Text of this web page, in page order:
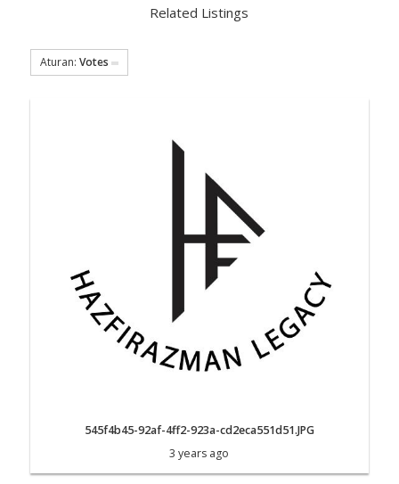
Related Listings
Aturan: Votes
545f4b45-92af-4ff2-923a-cd2eca551d51.JPG
3 years ago